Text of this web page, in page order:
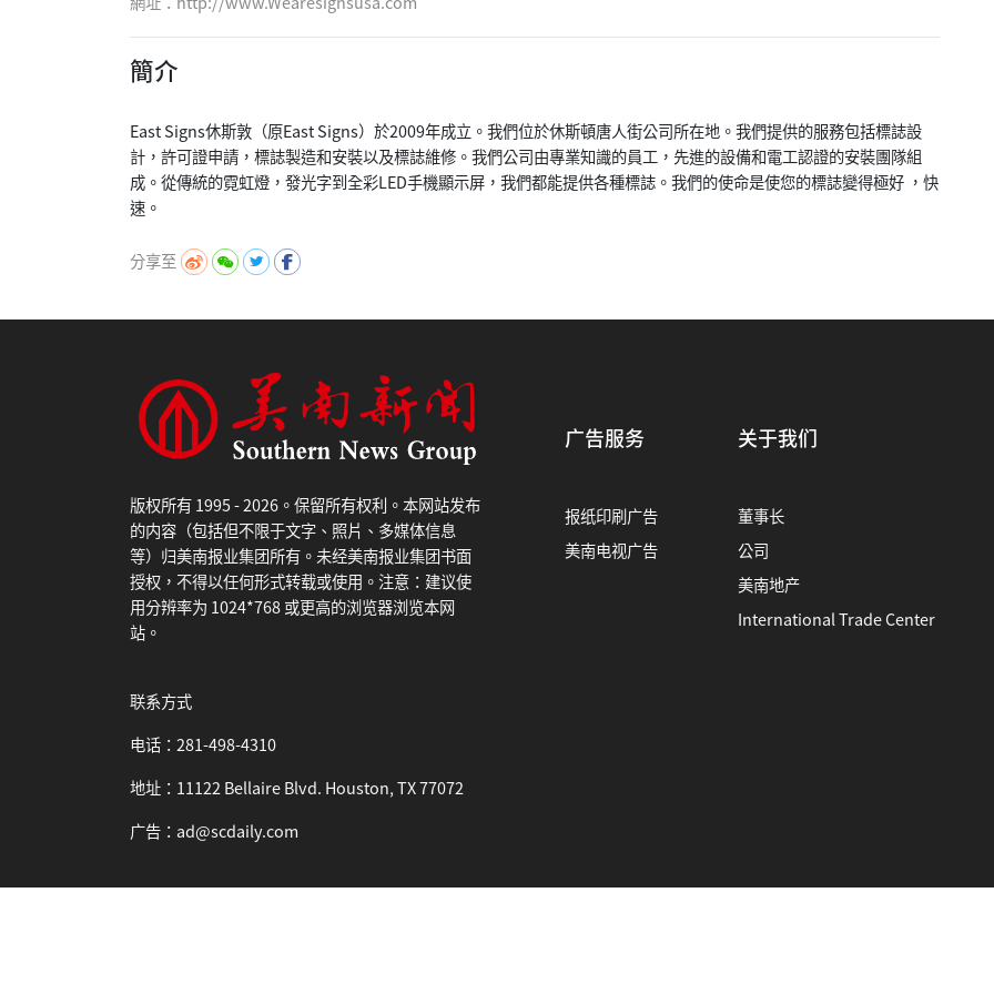
簡介
East Signs休斯敦（原East Signs）於2009年成立。我們位於休斯頓唐人街公司所在地。我們提供的服務包括標誌設
計，許可證申請，標誌製造和安裝以及標誌維修。我們公司由專業知識的員工，先進的設備和電工認證的安裝團隊組
成。從傳統的霓虹燈，發光字到全彩LED手機顯示屏，我們都能提供各種標誌。我們的使命是使您的標誌變得極好 ，快
分享至
版权所有 1995 - 2026。保留所有权利。本网站发布
的内容（包括但不限于文字、照片、多媒体信息
等）归美南报业集团所有。未经美南报业集团书面
授权，不得以任何形式转载或使用。注意：建议使
用分辨率为 1024*768 或更高的浏览器浏览本网
站。
联系方式
电话：281-498-4310
地址：11122 Bellaire Blvd. Houston, TX 77072
广告：ad@scdaily.com
广告服务
报纸印刷广告
美南电视广告
关于我们
董事长
公司
美南地产
International Trade Center